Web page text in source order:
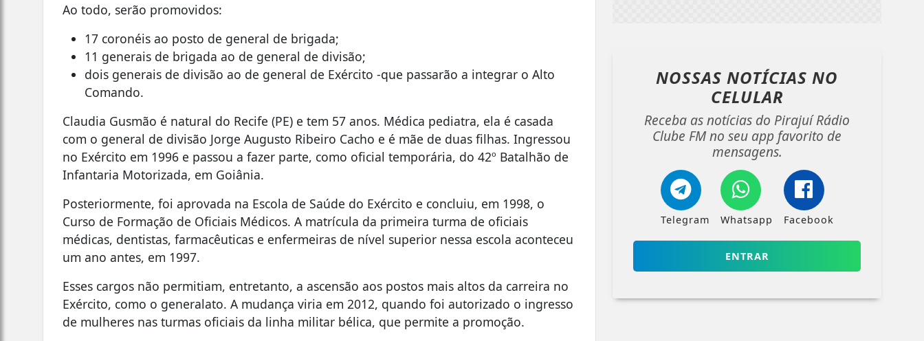
Ao todo, serão promovidos:
17 coronéis ao posto de general de brigada;
11 generais de brigada ao de general de divisão;
dois generais de divisão ao de general de Exército -que passarão a integrar o Alto
Comando.
Claudia Gusmão é natural do Recife (PE) e tem 57 anos. Médica pediatra, ela é casada
com o general de divisão Jorge Augusto Ribeiro Cacho e é mãe de duas filhas. Ingressou
no Exército em 1996 e passou a fazer parte, como oficial temporária, do 42º Batalhão de
Infantaria Motorizada, em Goiânia.
Posteriormente, foi aprovada na Escola de Saúde do Exército e concluiu, em 1998, o
Curso de Formação de Oficiais Médicos. A matrícula da primeira turma de oficiais
médicas, dentistas, farmacêuticas e enfermeiras de nível superior nessa escola aconteceu
um ano antes, em 1997.
Esses cargos não permitiam, entretanto, a ascensão aos postos mais altos da carreira no
Exército, como o generalato. A mudança viria em 2012, quando foi autorizado o ingresso
de mulheres nas turmas oficiais da linha militar bélica, que permite a promoção.
NOSSAS NOTÍCIASNO
CELULAR
Receba as notícias do Pirajuí Rádio
Clube FM no seu app favorito de
mensagens.
Telegram Whatsapp Facebook
ENTRAR